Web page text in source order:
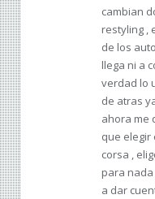
cambian
restyling ,
de los
llega ni a
verdad lo
de atras
ahora me
que elegir
corsa ,
para nada
a dar